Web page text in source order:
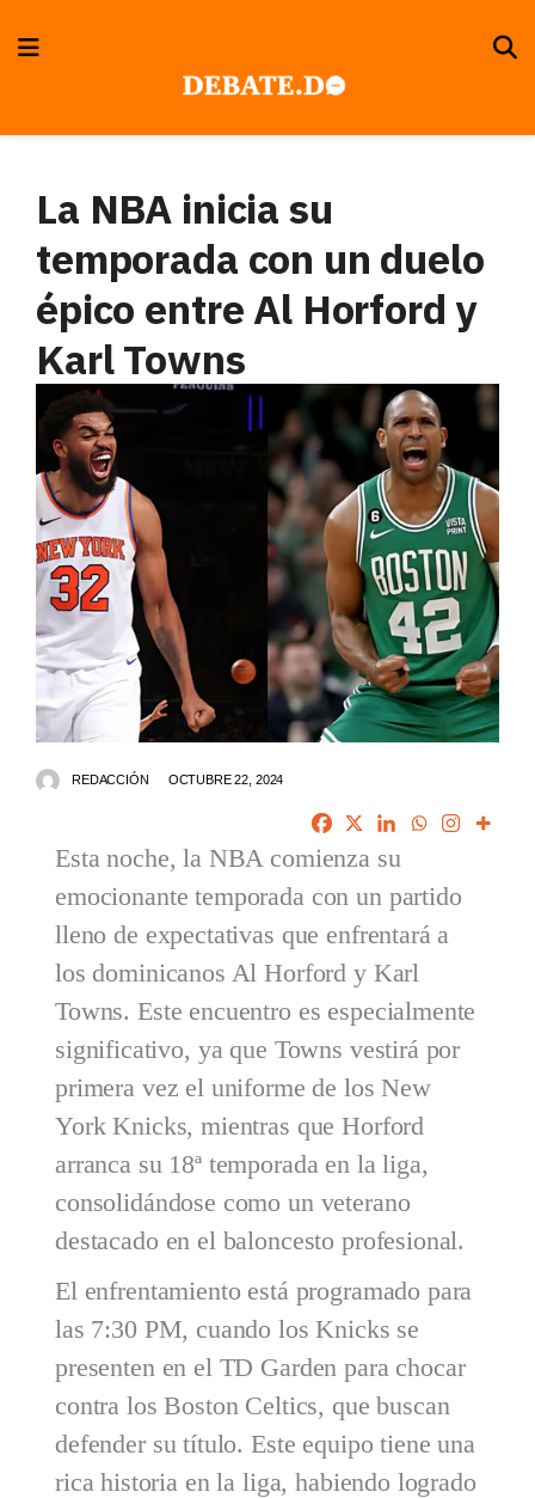
La NBA inicia su
temporada con un duelo
épico entre Al Horford y
Karl Towns
REDACCIÓN OCTUBRE 22, 2024
Esta noche, la NBA comienza su
emocionante temporada con un partido
lleno de expectativas que enfrentará a
los dominicanos Al Horford y Karl
Towns. Este encuentro es especialmente
significativo, ya que Towns vestirá por
primera vez el uniforme de los New
York Knicks, mientras que Horford
arranca su 18ª temporada en la liga,
consolidándose como un veterano
destacado en el baloncesto profesional.
El enfrentamiento está programado para
las 7:30 PM, cuando los Knicks se
presenten en el TD Garden para chocar
contra los Boston Celtics, que buscan
defender su título. Este equipo tiene una
rica historia en la liga, habiendo logrado